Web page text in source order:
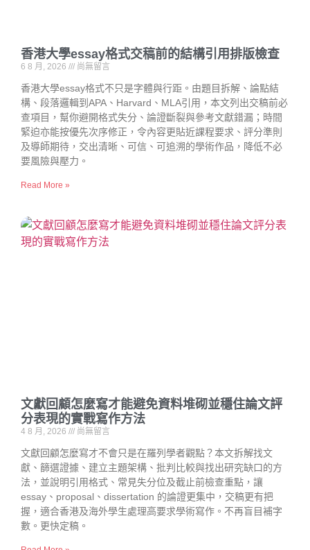
香港大學essay格式交稿前的結構引用排版檢查
6 8 月, 2026 尚無留言
香港大學essay格式不只是字體與行距。由題目拆解、論點結
構、段落邏輯到APA、Harvard、MLA引用，本文列出交稿前必
查項目，幫你避開格式失分、論證斷裂與參考文獻錯漏；時間
緊迫亦能按優先次序修正，令內容更貼近課程要求、評分準則
及導師期待，交出清晰、可信、可追溯的學術作品，降低不必
要風險與壓力。
Read More »
文獻回顧怎麼寫才能避免資料堆砌並穩住論文評
分表現的實戰寫作方法
4 8 月, 2026 尚無留言
文獻回顧怎麼寫才不會只是在羅列學者觀點？本文拆解找文
獻、篩選證據、建立主題架構、批判比較與找出研究缺口的方
法，並說明引用格式、常見失分位及截止前檢查重點，讓
essay、proposal、dissertation 的論證更集中，交稿更有把
握，適合香港及海外學生處理高要求學術寫作。不再盲目補字
數。更快定稿。